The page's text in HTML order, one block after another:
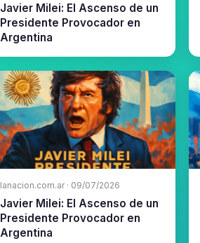
Javier Milei: El Ascenso de un
Presidente Provocador en
Argentina
lanacion.com.ar · 09/07/2026
Javier Milei: El Ascenso de un
Presidente Provocador en
Argentina